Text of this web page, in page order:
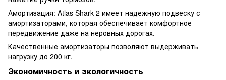
Амортизация: Atlas Shark 2 имеет надежную подвеску с
амортизаторами, которая обеспечивает комфортное
передвижение даже на неровных дорогах.
Качественные амортизаторы позволяют выдерживать
нагрузку до 200 кг.
Экономичность и экологичность